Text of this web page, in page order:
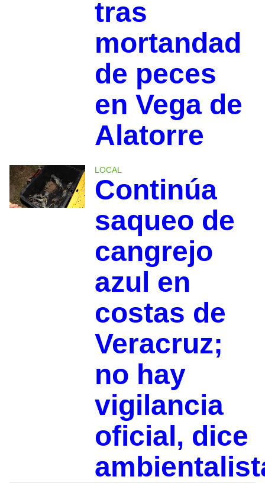
tras
mortandad
de peces
en Vega de
Alatorre
LOCAL
Continúa
saqueo de
cangrejo
azul en
costas de
Veracruz;
no hay
vigilancia
oficial, dice